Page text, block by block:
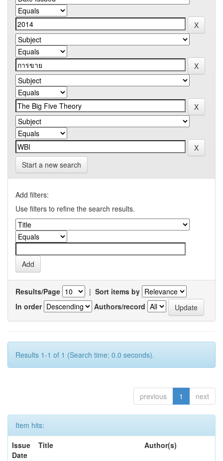
Start a new search
Add filters:
Use filters to refine the search results.
Results/Page | Sort items by
In order
Authors/record
Results 1-1 of 1 (Search time: 0.0 seconds).
previous 1 next
Item hits:
Issue
Date
Title Author(s)